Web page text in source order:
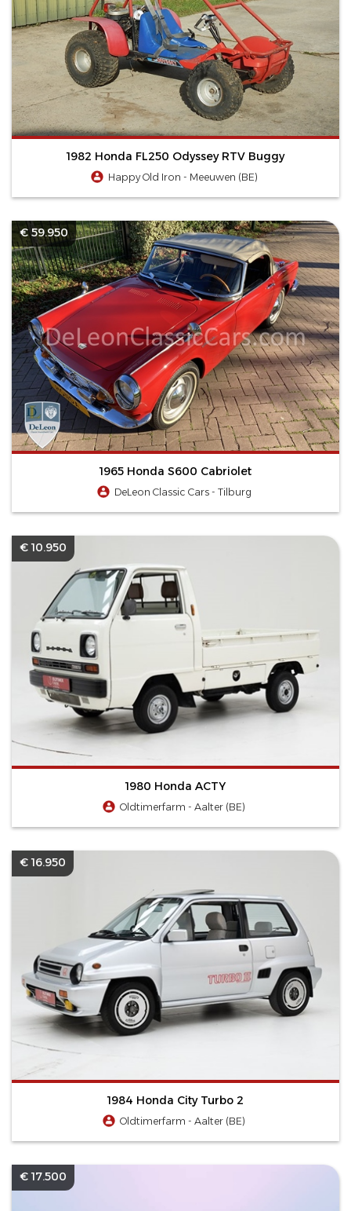
1982 Honda FL250 Odyssey RTV Buggy
Happy Old Iron - Meeuwen (BE)
€ 59.950
1965 Honda S600 Cabriolet
DeLeon Classic Cars - Tilburg
€ 10.950
1980 Honda ACTY
Oldtimerfarm - Aalter (BE)
€ 16.950
1984 Honda City Turbo 2
Oldtimerfarm - Aalter (BE)
€ 17.500